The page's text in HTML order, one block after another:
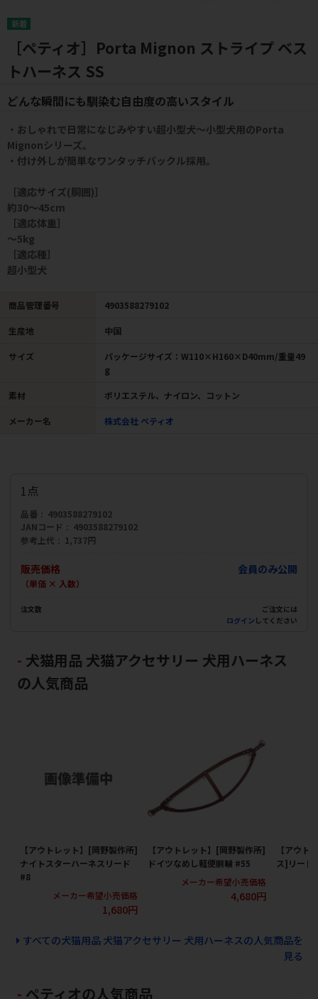
［ペティオ］Porta Mignon ストライプ ベス
トハーネス SS
どんな瞬間にも馴染む自由度の高いスタイル
・おしゃれで日常になじみやすい超小型犬～小型犬用のPorta
Mignonシリーズ。
・付け外しが簡単なワンタッチバックル採用。
［適応サイズ(胴囲)］
約30～45cm
［適応体重］
～5kg
［適応種］
超小型犬
商品管理番号 4903588279102
生産地 中国
サイズ
パッケージサイズ：W110×H160×D40mm/重量49
g
素材 ポリエステル、ナイロン、コットン
メーカー名 株式会社 ペティオ
1点
品番
4903588279102
JANコード
4903588279102
参考上代
1,737円
販売価格
（単価 × 入数）
会員のみ公開
注文数
ご注文には
ログイン してください
犬猫用品 犬猫アクセサリー 犬用ハーネス
の人気商品
【アウトレット】[岡野製作所]
ナイトスターハーネスリード
#8
メーカー希望小売価格
1,680円
【アウトレット】[岡野製作所]
ドイツなめし軽便胴輪 #55
メーカー希望小売価格
4,680円
【アウト
ス]リード
すべての犬猫用品 犬猫アクセサリー 犬用ハーネスの人気商品を
見る
ペティオの人気商品